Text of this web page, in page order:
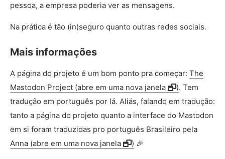
pessoa, a empresa poderia ver as mensagens.
Na prática é tão (in)seguro quanto outras redes sociais.
Mais informações
A página do projeto é um bom ponto pra começar: The
Mastodon Project (abre em uma nova janela
). Tem
tradução em português por lá. Aliás, falando em tradução:
tanto a página do projeto quanto a interface do Mastodon
em si foram traduzidas pro português Brasileiro pela
Anna (abre em uma nova janela
) 🎉